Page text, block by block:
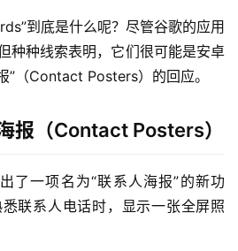
到底是什么呢？尽管谷歌的应用
种种线索表明，它们很可能是安卓
”（Contact Posters）的回应。
报（Contact Posters）
了一项名为“联系人海报”的新功
联系人电话时，显示一张全屏照